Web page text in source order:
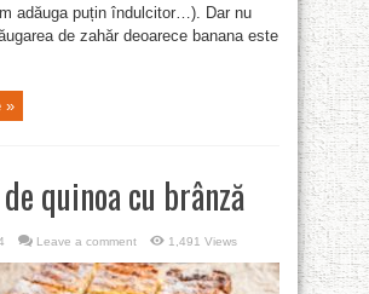
adăuga puțin îndulcitor…). Dar nu
de zahăr deoarece banana este
»
quinoa cu brânză
Leave a comment 1,491 Views